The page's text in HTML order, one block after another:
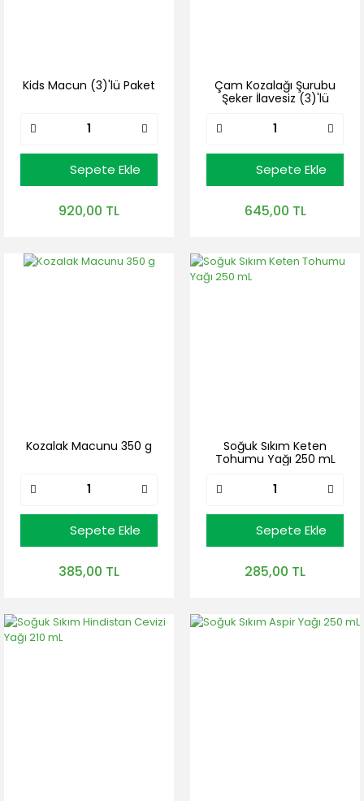
Kids Macun (3)'lü Paket
Sepete Ekle
920,00 TL
Çam Kozalağı Şurubu
Şeker İlavesiz (3)'lü
Sepete Ekle
645,00 TL
Kozalak Macunu 350 g
Sepete Ekle
385,00 TL
Soğuk Sıkım Keten
Tohumu Yağı 250 mL
Sepete Ekle
285,00 TL